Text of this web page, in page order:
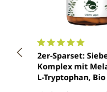
Durchschnittliche
2er-Sparset:
Komplex mit
L-Tryptophan,